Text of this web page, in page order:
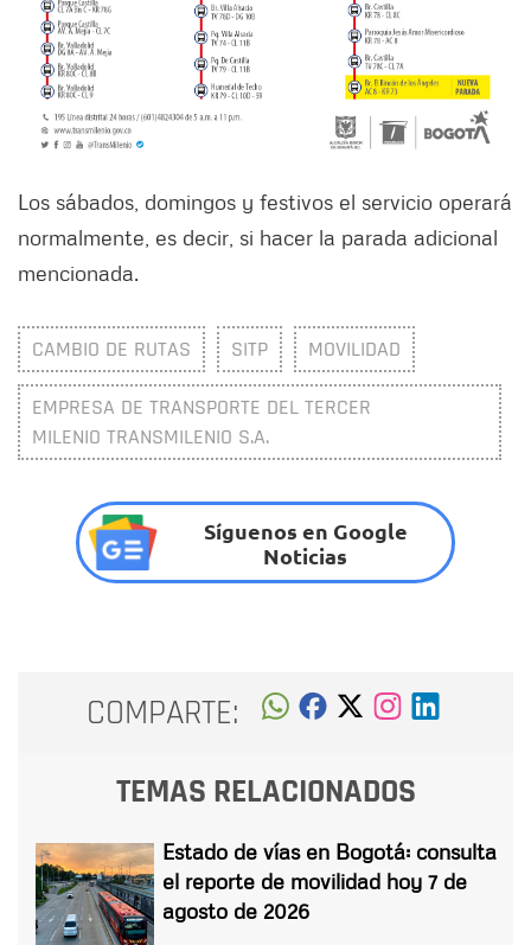
Los sábados, domingos y festivos el servicio operará
normalmente, es decir, si hacer la parada adicional
mencionada.
CAMBIO DE RUTAS SITP MOVILIDAD
EMPRESA DE TRANSPORTE DEL TERCER
MILENIO TRANSMILENIO S.A.
Síguenos en Google
Noticias
COMPARTE:
TEMAS RELACIONADOS
Estado de vías en Bogotá: consulta
el reporte de movilidad hoy 7 de
agosto de 2026